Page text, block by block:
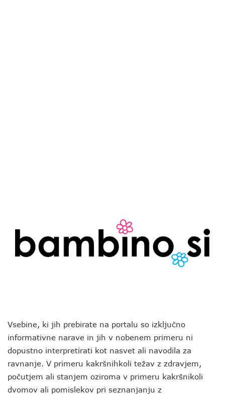
Vsebine, ki jih prebirate na portalu so izključno
informativne narave in jih v nobenem primeru ni
dopustno interpretirati kot nasvet ali navodila za
ravnanje. V primeru kakršnihkoli težav z zdravjem,
počutjem ali stanjem oziroma v primeru kakršnikoli
dvomov ali pomislekov pri seznanjanju z